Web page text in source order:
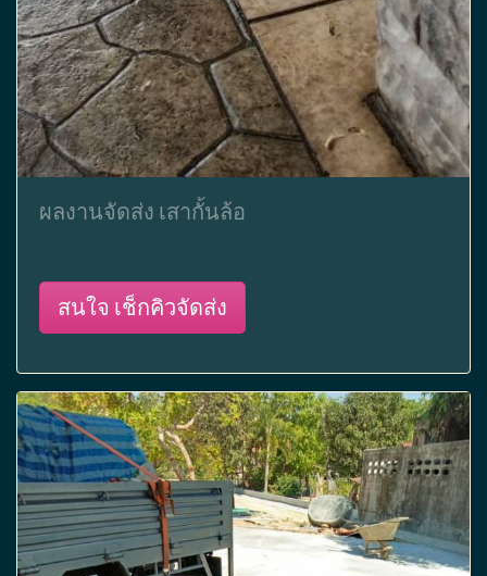
ผลงานจัดส่ง เสากั้นล้อ
สนใจ เช็กคิวจัดส่ง